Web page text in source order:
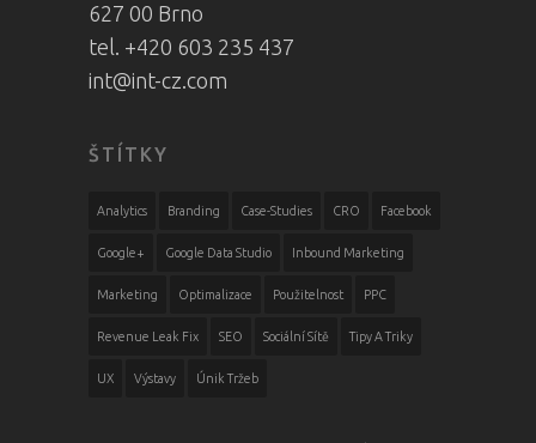
627 00 Brno
tel. +420 603 235 437
int@int-cz.com
ŠTÍTKY
Analytics Branding Case-Studies CRO Facebook
Google+ Google Data Studio Inbound Marketing
Marketing Optimalizace Použitelnost PPC
Revenue Leak Fix SEO Sociální Sítě Tipy A Triky
UX Výstavy Únik Tržeb